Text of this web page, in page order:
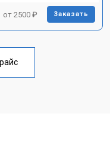
от 2500 ₽ Заказать